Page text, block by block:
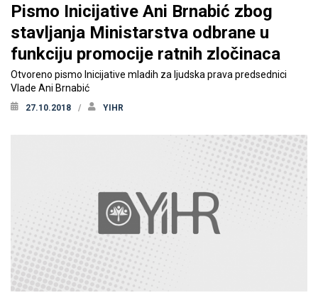
Pismo Inicijative Ani Brnabić zbog
stavljanja Ministarstva odbrane u
funkciju promocije ratnih zločinaca
Otvoreno pismo Inicijative mladih za ljudska prava predsednici
Vlade Ani Brnabić
27.10.2018 YIHR